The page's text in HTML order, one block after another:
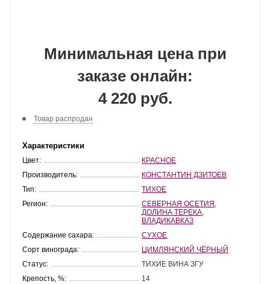
Минимальная цена при
заказе онлайн:
4 220 руб.
Товар распродан
Характеристики
Цвет:
КРАСНОЕ
Производитель:
КОНСТАНТИН ДЗИТОЕВ
Тип:
ТИХОЕ
Регион:
СЕВЕРНАЯ ОСЕТИЯ
ДОЛИНА ТЕРЕКА
ВЛАДИКАВКАЗ
Содержание сахара:
СУХОЕ
Сорт винограда:
ЦИМЛЯНСКИЙ ЧЁРНЫЙ
Статус:
ТИХИЕ ВИНА ЗГУ
Крепость, %:
14